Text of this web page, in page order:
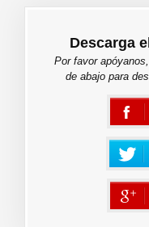
Descarga
Por favor
de abajo para